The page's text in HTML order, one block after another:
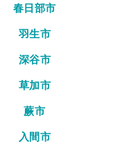
春日部市
羽生市
深谷市
草加市
蕨市
入間市